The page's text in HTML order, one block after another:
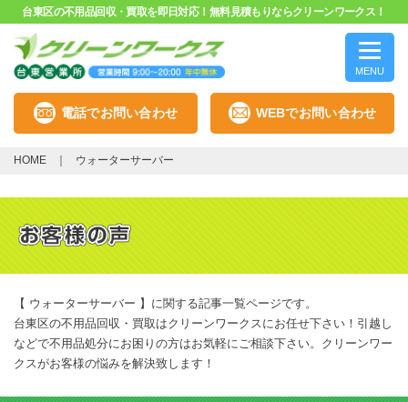
台東区の不用品回収・買取を即日対応！無料見積もりならクリーンワークス！
MENU
電話でお問い合わせ WEBでお問い合わせ
HOME ウォーターサーバー
【 ウォーターサーバー 】に関する記事一覧ページです。
台東区の不用品回収・買取はクリーンワークスにお任せ下さい！引越し
などで不用品処分にお困りの方はお気軽にご相談下さい。クリーンワー
クスがお客様の悩みを解決致します！